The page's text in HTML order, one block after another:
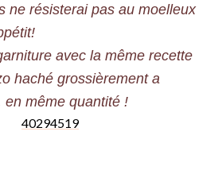
ne résisterai pas au moelleux
avec la même recette
haché grossièrement a
en même quantité !